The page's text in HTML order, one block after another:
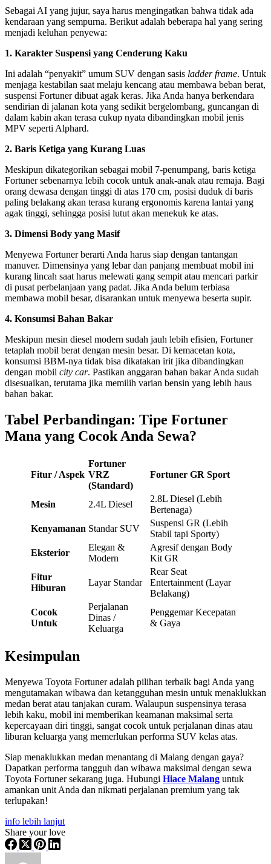
Sebagai AI yang jujur, saya harus mengingatkan bahwa tidak ada
kendaraan yang sempurna. Berikut adalah beberapa hal yang sering
menjadi keluhan penyewa:
1. Karakter Suspensi yang Cenderung Kaku
Ini adalah “penyakit” umum SUV dengan sasis ladder frame. Untuk
menjaga kestabilan saat melaju kencang atau membawa beban berat,
suspensi Fortuner dibuat agak keras. Jika Anda hanya berkendara
sendirian di jalanan kota yang sedikit bergelombang, guncangan di
dalam kabin akan terasa cukup nyata dibandingkan mobil jenis
MPV seperti Alphard.
2. Baris Ketiga yang Kurang Luas
Meskipun dikategorikan sebagai mobil 7-penumpang, baris ketiga
Fortuner sebenarnya lebih cocok untuk anak-anak atau remaja. Bagi
orang dewasa dengan tinggi di atas 170 cm, posisi duduk di baris
paling belakang akan terasa kurang ergonomis karena lantai yang
agak tinggi, sehingga posisi lutut akan menekuk ke atas.
3. Dimensi Body yang Masif
Menyewa Fortuner berarti Anda harus siap dengan tantangan
manuver. Dimensinya yang lebar dan panjang membuat mobil ini
kurang lincah saat harus melewati gang sempit atau mencari parkir
di pusat perbelanjaan yang padat. Jika Anda belum terbiasa
membawa mobil besar, disarankan untuk menyewa beserta supir.
4. Konsumsi Bahan Bakar
Meskipun mesin diesel modern sudah jauh lebih efisien, Fortuner
tetaplah mobil berat dengan mesin besar. Di kemacetan kota,
konsumsi BBM-nya tidak bisa dikatakan irit jika dibandingkan
dengan mobil city car. Pastikan anggaran bahan bakar Anda sudah
disesuaikan, terutama jika memilih varian bensin yang lebih haus
bahan bakar.
Tabel Perbandingan: Tipe Fortuner
Mana yang Cocok Anda Sewa?
Fitur / Aspek
Fortuner
VRZ
(Standard)
Fortuner GR Sport
Mesin 2.4L Diesel
2.8L Diesel (Lebih
Bertenaga)
Kenyamanan Standar SUV
Suspensi GR (Lebih
Stabil tapi Sporty)
Eksterior
Elegan &
Modern
Agresif dengan Body
Kit GR
Fitur
Hiburan
Layar Standar
Rear Seat
Entertainment (Layar
Belakang)
Cocok
Untuk
Perjalanan
Dinas /
Keluarga
Penggemar Kecepatan
& Gaya
Kesimpulan
Menyewa Toyota Fortuner adalah pilihan terbaik bagi Anda yang
mengutamakan wibawa dan ketangguhan mesin untuk menaklukkan
medan berat atau tanjakan curam. Walaupun suspensinya terasa
lebih kaku, mobil ini memberikan keamanan maksimal serta
kepercayaan diri tinggi, sangat cocok untuk perjalanan dinas atau
liburan keluarga yang memerlukan performa SUV kelas atas.
Siap menaklukkan medan menantang di Malang dengan gaya?
Dapatkan performa tangguh dan wibawa maksimal dengan sewa
Toyota Fortuner sekarang juga. Hubungi Hiace Malang untuk
amankan unit Anda dan nikmati perjalanan premium yang tak
terlupakan!
info lebih lanjut
Share your love